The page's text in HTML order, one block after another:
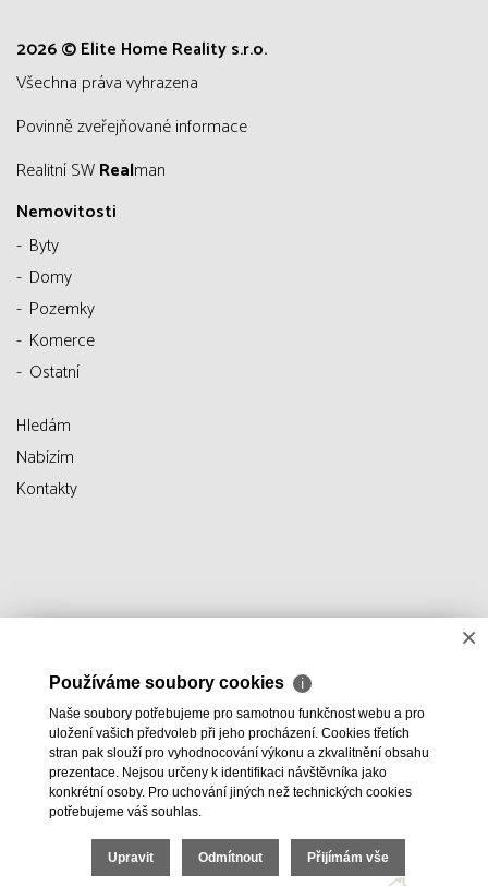
2026 © Elite Home Reality s.r.o.
všechna práva vyhrazena
Povinně zveřejňované informace
Realitní SWRealman
Nemovitosti
Byty
Domy
Pozemky
Komerce
Ostatní
Hledám
Nabízím
Kontakty
×
Používáme soubory cookies ℹ
Naše soubory potřebujeme pro samotnou funkčnost webu a pro
uložení vašich předvoleb při jeho procházení. Cookies třetích
stran pak slouží pro vyhodnocování výkonu a zkvalitnění obsahu
prezentace. Nejsou určeny k identifikaci návštěvníka jako
konkrétní osoby. Pro uchování jiných než technických cookies
potřebujeme váš souhlas.
Upravit Odmítnout Přijímám vše